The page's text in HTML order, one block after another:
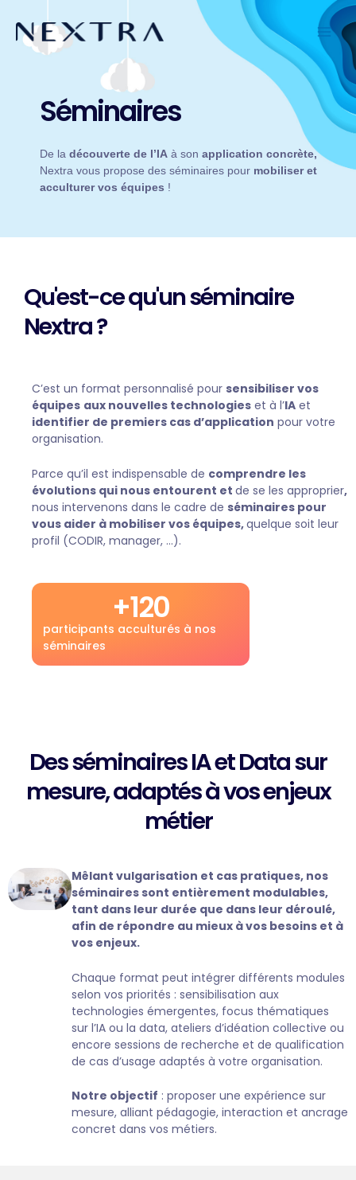
contenu
Séminaires
De la découverte de l’IA à son application concrète,
Nextra vous propose des séminaires pour mobiliser et
acculturer vos équipes !
Qu'est-ce qu'un séminaire
Nextra ?
C’est un format personnalisé pour sensibiliser vos
équipes aux nouvelles technologies et à l’IA et
identifier de premiers cas d’application pour votre
organisation.
Parce qu’il est indispensable de comprendre les
évolutions qui nous entourent et de se les approprier,
nous intervenons dans le cadre de séminaires pour
vous aider à mobiliser vos équipes,quelque soit leur
profil (CODIR, manager, …).
participants acculturés à nos
séminaires
+120
Des séminaires IA et Data sur
mesure, adaptés à vos enjeux
métier
Mêlant vulgarisation et cas pratiques, nos
séminaires sont entièrement modulables,
tant dans leur durée que dans leur déroulé,
afin de répondre au mieux à vos besoins et à
vos enjeux.
Chaque format peut intégrer différents modules
selon vos priorités : sensibilisation aux
technologies émergentes, focus thématiques
sur l’IA ou la data, ateliers d’idéation collective ou
encore sessions de recherche et de qualification
de cas d’usage adaptés à votre organisation.
Notre objectif : proposer une expérience sur
mesure, alliant pédagogie, interaction et ancrage
concret dans vos métiers.